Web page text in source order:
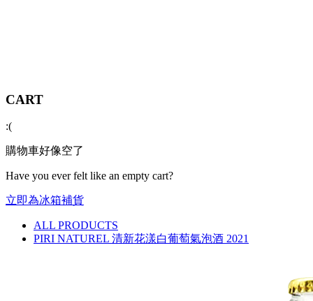
CART
:(
購物車好像空了
Have you ever felt like an empty cart?
立即為冰箱補貨
ALL PRODUCTS
PIRI NATUREL 清新花漾白葡萄氣泡酒 2021